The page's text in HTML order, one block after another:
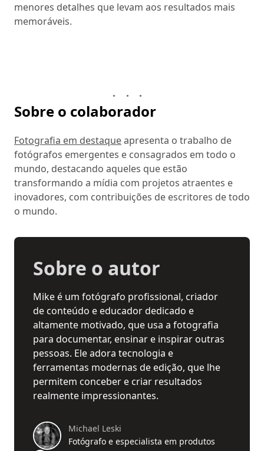
menores detalhes que levam aos resultados mais
memoráveis.
Sobre o colaborador
Fotografia em destaqueapresenta o trabalho de
fotógrafos emergentes e consagrados em todo o
mundo, destacando aqueles que estão
transformando a mídia com projetos atraentes e
inovadores, com contribuições de escritores de todo
o mundo.
Sobre o autor
Mike é um fotógrafo profissional, criador
de conteúdo e educador dedicado e
altamente motivado, que usa a fotografia
para documentar, ensinar e inspirar outras
pessoas. Ele adora tecnologia e
ferramentas modernas de edição, que lhe
permitem conceber e criar resultados
realmente impressionantes.
Michael Leski
Fotógrafo e especialista em produtos